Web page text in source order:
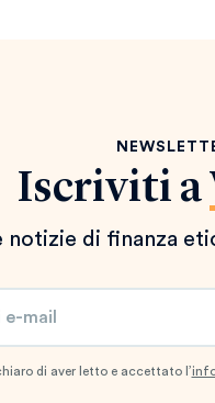
Iscriviti a
notizie di finanza
di aver letto e accettato l’